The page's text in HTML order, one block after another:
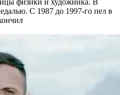
С 1987 до 1997-го пел в